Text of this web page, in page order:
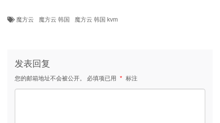
魔方云 魔方云 韩国 魔方云 韩国 kvm
发表回复
您的邮箱地址不会被公开。 必填项已用 * 标注